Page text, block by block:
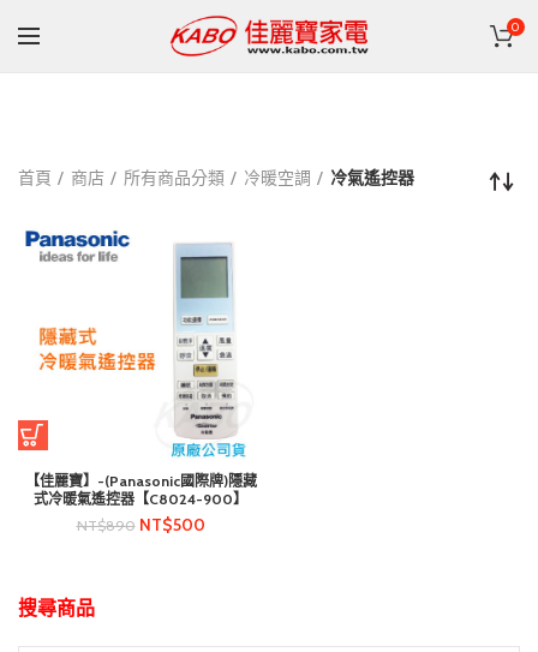
0
搜尋商品
首頁 商店 所有商品分類 冷暖空調 冷氣遙控器
【佳麗寶】-(Panasonic國際牌)隱藏
式冷暖氣遙控器【C8024-900】
NT$890 NT$500